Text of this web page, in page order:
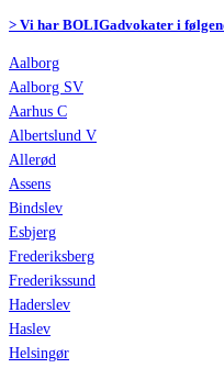
> Vi har BOLIGadvokater i
Aalborg
Aalborg SV
Aarhus C
Albertslund V
Allerød
Assens
Bindslev
Esbjerg
Frederiksberg
Frederikssund
Haderslev
Haslev
Helsingør